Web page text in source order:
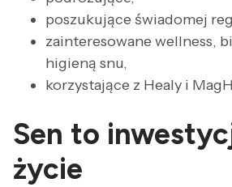
poszukujące świadomej
zainteresowane wellness,
higieną snu,
korzystające z Healy i
Sen to
życie